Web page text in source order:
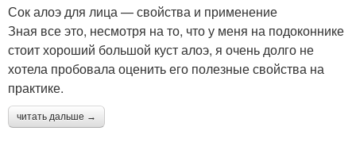
Сок алоэ для лица — свойства и применение
Зная все это, несмотря на то, что у меня на подоконнике
стоит хороший большой куст алоэ, я очень долго не
хотела пробовала оценить его полезные свойства на
практике.
читать дальше →